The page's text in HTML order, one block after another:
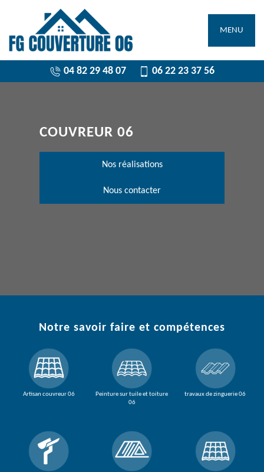
MENU
04 82 29 48 07 06 22 23 37 56
COUVREUR 06
Nos réalisations
Nous contacter
Notre savoir faire et compétences
Artisan couvreur 06
Peinture sur tuile et toiture
06
travaux de zinguerie 06